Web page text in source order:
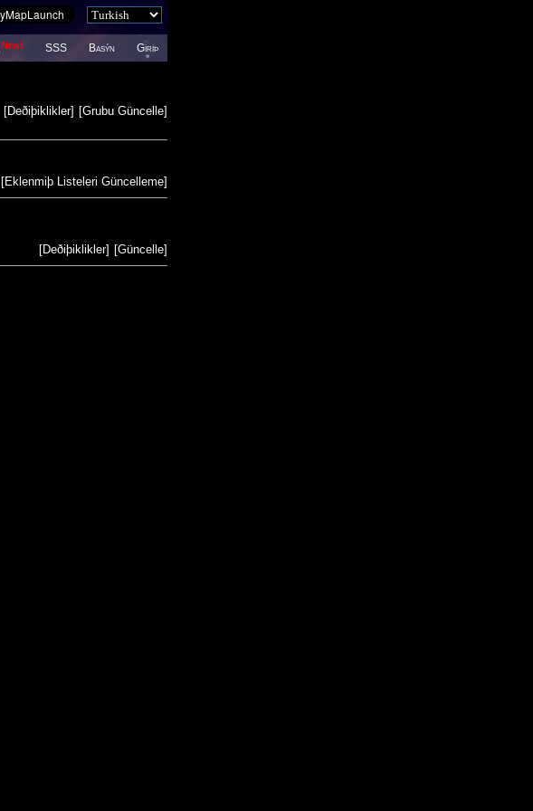
New! SSS Basýn Giriþ
[Grubu Güncelle]
[Deðiþiklikler]
[Eklenmiþ Listeleri Güncelleme]
[Güncelle]
[Deðiþiklikler]